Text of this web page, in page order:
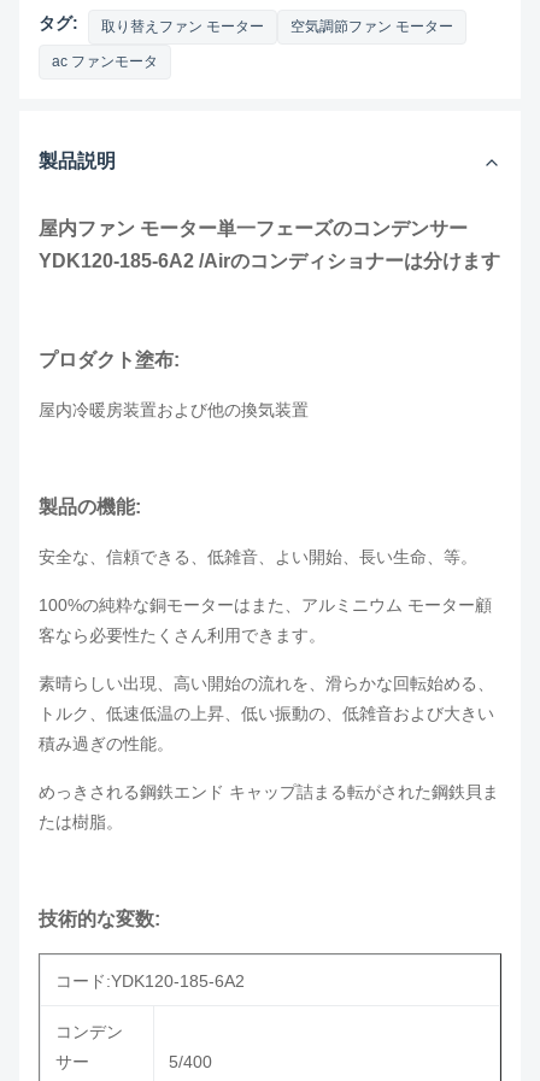
タグ: 取り替えファン モーター 空気調節ファン モーター
ac ファンモータ
製品説明
屋内ファン モーター単一フェーズのコンデンサー
YDK120-185-6A2 /Airのコンディショナーは分けます
プロダクト塗布:
屋内冷暖房装置および他の換気装置
製品の機能:
安全な、信頼できる、低雑音、よい開始、長い生命、等。
100%の純粋な銅モーターはまた
、アルミニウム モーター顧
客なら必要性たくさん利用できます。
素晴らしい出現、高い開始の流れを、滑らかな回転始める、
トルク、低速低温の上昇、低い振動の、低雑音および大きい
積み過ぎの性能。
めっきされる鋼鉄エンド キャップ詰まる転がされた鋼鉄貝ま
たは樹脂。
技術的な変数:
コード:YDK120-185-6A2
コンデン
サー
5/400